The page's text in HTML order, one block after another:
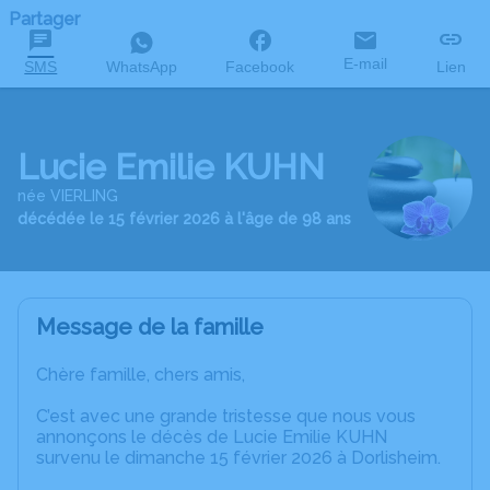
Partager
SMS WhatsApp Facebook E-mail Lien
Lucie Emilie KUHN
née VIERLING
décédée le 15 février 2026 à l'âge de 98 ans
Message de la famille
Chère famille, chers amis,
C’est avec une grande tristesse que nous vous
annonçons le décès de Lucie Emilie KUHN
survenu le dimanche 15 février 2026 à Dorlisheim.